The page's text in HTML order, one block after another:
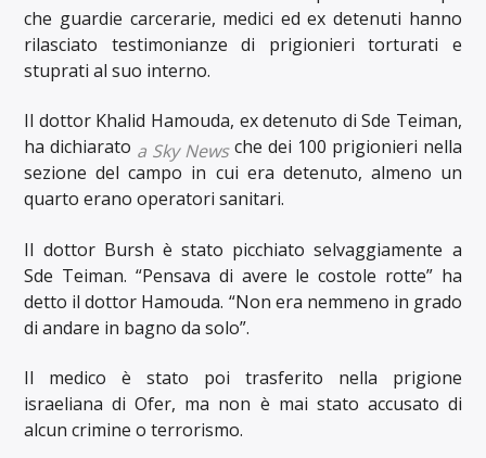
che guardie carcerarie, medici ed ex detenuti hanno
rilasciato testimonianze di prigionieri torturati e
stuprati al suo interno.
Il dottor Khalid Hamouda, ex detenuto di Sde Teiman,
ha dichiarato a Sky Newsche dei 100 prigionieri nella
sezione del campo in cui era detenuto, almeno un
quarto erano operatori sanitari.
Il dottor Bursh è stato picchiato selvaggiamente a
Sde Teiman. “Pensava di avere le costole rotte” ha
detto il dottor Hamouda. “Non era nemmeno in grado
di andare in bagno da solo”.
Il medico è stato poi trasferito nella prigione
israeliana di Ofer, ma non è mai stato accusato di
alcun crimine o terrorismo.